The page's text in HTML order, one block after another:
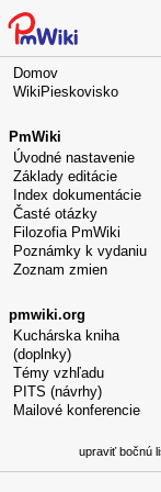
Domov
WikiPieskovisko
PmWiki
Úvodné nastavenie
Základy editácie
Index dokumentácie
Časté otázky
Filozofia PmWiki
Poznámky k vydaniu
Zoznam zmien
pmwiki.org
Kuchárska kniha
(doplnky)
Témy vzhľadu
PITS (návrhy)
Mailové konferencie
upraviť bočnú